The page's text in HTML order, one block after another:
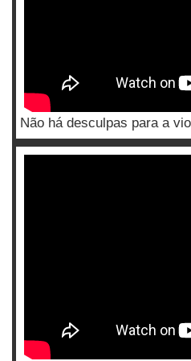
Não há desculpas para a